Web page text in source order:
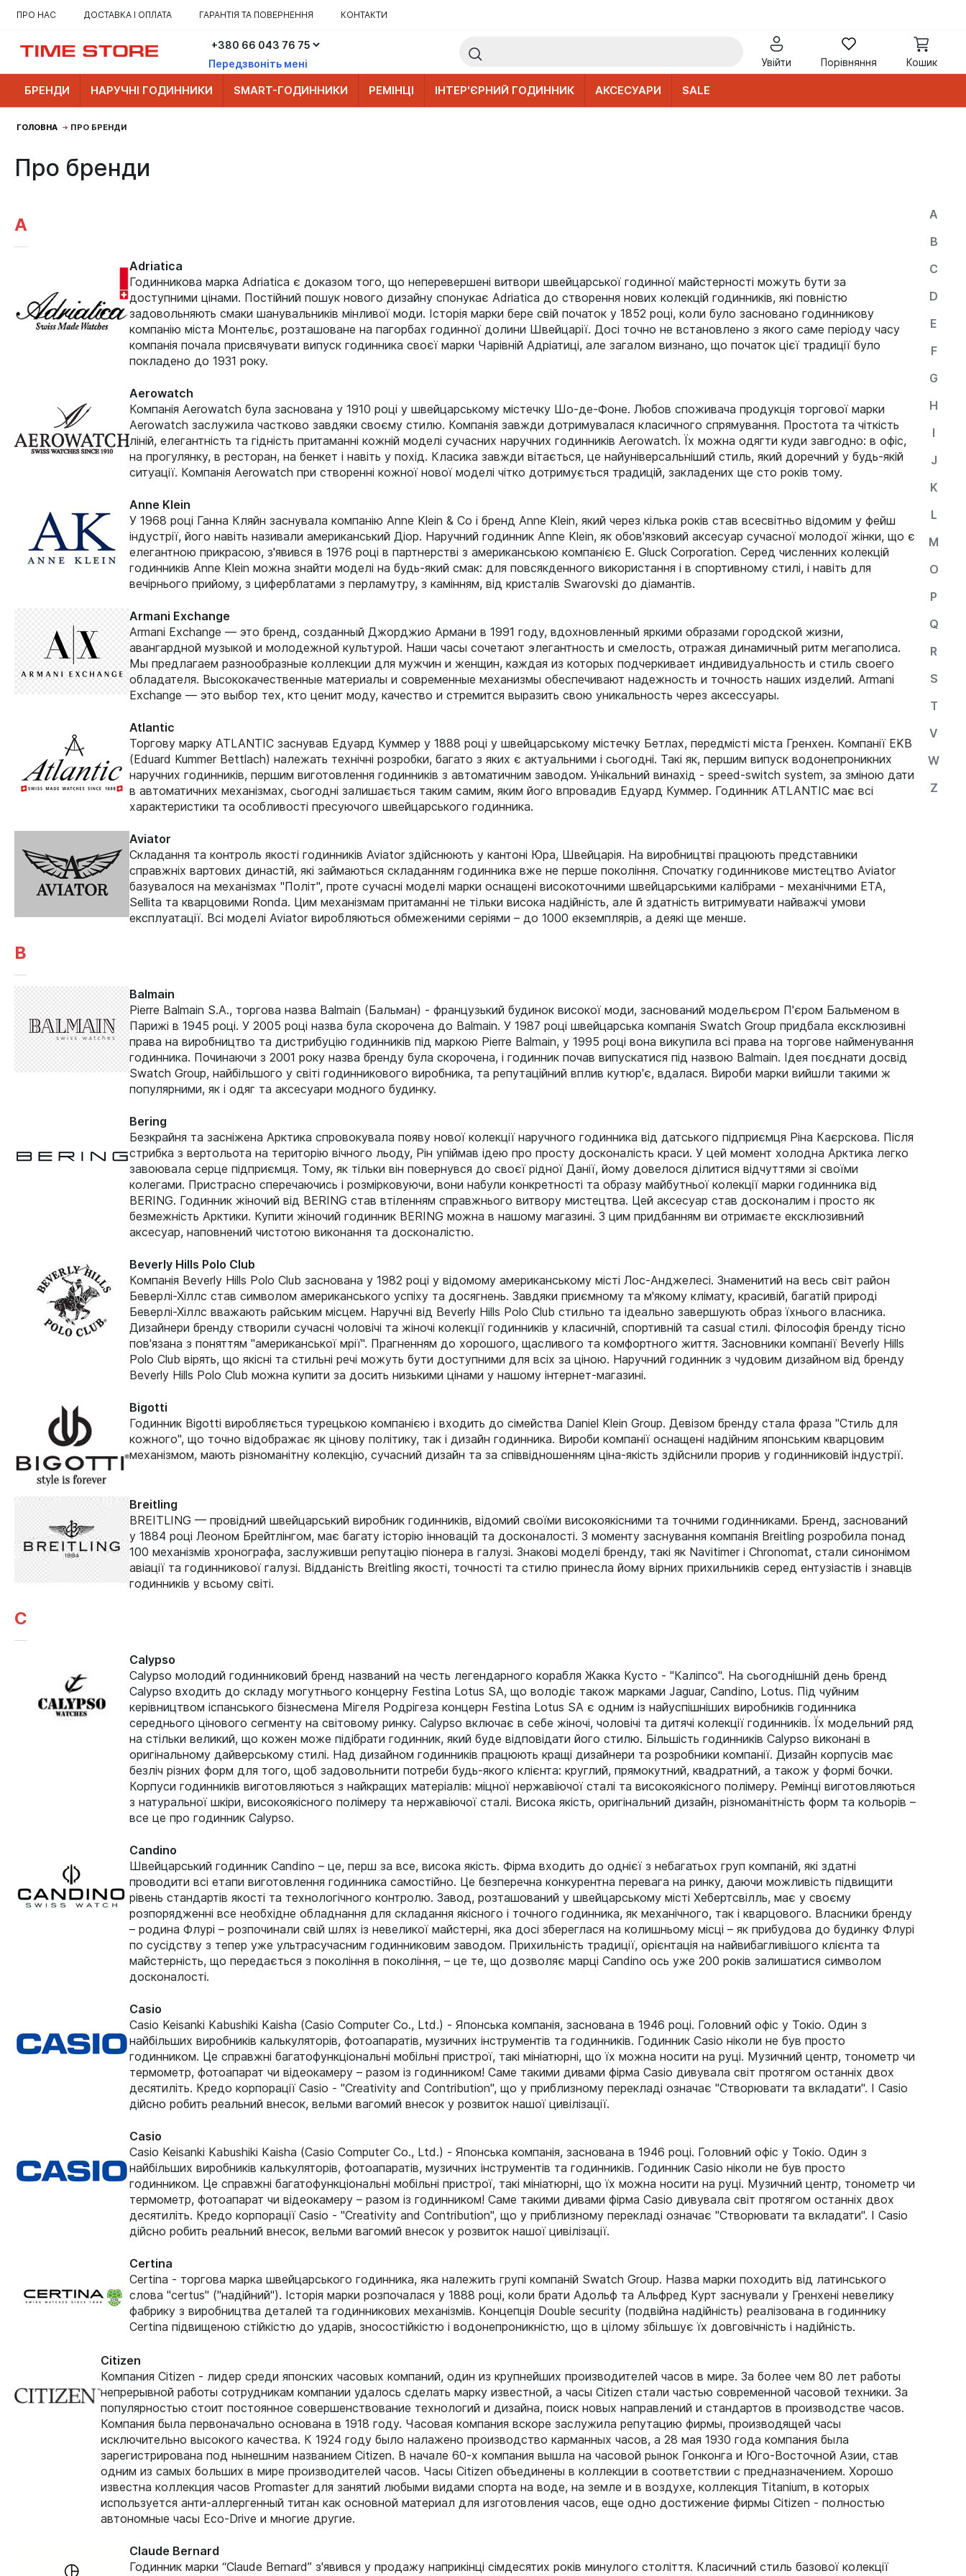
ПРО НАС ДОСТАВКА І ОПЛАТА ГАРАНТІЯ ТА ПОВЕРНЕННЯ КОНТАКТИ
Передзвоніть мені Увійти Порівняння Кошик
БРЕНДИ НАРУЧНІ ГОДИННИКИ SMART-ГОДИННИКИ РЕМІНЦІ ІНТЕР'ЄРНИЙ ГОДИННИК АКСЕСУАРИ SALE
ГОЛОВНА ПРО БРЕНДИ
Про бренди
A
Adriatica
Годинникова марка Adriatica є доказом того, що неперевершені витвори швейцарської годинної майстерності можуть бути за
доступними цінами. Постійний пошук нового дизайну спонукає Adriatica до створення нових колекцій годинників, які повністю
задовольняють смаки шанувальників мінливої моди. Історія марки бере свій початок у 1852 році, коли було засновано годинникову
компанію міста Монтельє, розташоване на пагорбах годинної долини Швейцарії. Досі точно не встановлено з якого саме періоду часу
компанія почала присвячувати випуск годинника своєї марки Чарівній Адріатиці, але загалом визнано, що початок цієї традиції було
покладено до 1931 року.
Aerowatch
Компанія Aerowatch була заснована у 1910 році у швейцарському містечку Шо-де-Фоне. Любов споживача продукція торгової марки
Aerowatch заслужила частково завдяки своєму стилю. Компанія завжди дотримувалася класичного спрямування. Простота та чіткість
ліній, елегантність та гідність притаманні кожній моделі сучасних наручних годинників Aerowatch. Їх можна одягти куди завгодно: в офіс,
на прогулянку, в ресторан, на бенкет і навіть у похід. Класика завжди вітається, це найуніверсальніший стиль, який доречний у будь-якій
ситуації. Компанія Aerowatch при створенні кожної нової моделі чітко дотримується традицій, закладених ще сто років тому.
Anne Klein
У 1968 році Ганна Кляйн заснувала компанію Anne Klein & Co і бренд Anne Klein, який через кілька років став всесвітньо відомим у фейш
індустрії, його навіть називали американський Діор. Наручний годинник Anne Klein, як обов'язковий аксесуар сучасної молодої жінки, що є
елегантною прикрасою, з'явився в 1976 році в партнерстві з американською компанією E. Gluck Corporation. Серед численних колекцій
годинників Anne Klein можна знайти моделі на будь-який смак: для повсякденного використання і в спортивному стилі, і навіть для
вечірнього прийому, з циферблатами з перламутру, з камінням, від кристалів Swarovski до діамантів.
Armani Exchange
Armani Exchange — это бренд, созданный Джорджио Армани в 1991 году, вдохновленный яркими образами городской жизни,
авангардной музыкой и молодежной культурой. Наши часы сочетают элегантность и смелость, отражая динамичный ритм мегаполиса.
Мы предлагаем разнообразные коллекции для мужчин и женщин, каждая из которых подчеркивает индивидуальность и стиль своего
обладателя. Высококачественные материалы и современные механизмы обеспечивают надежность и точность наших изделий. Armani
Exchange — это выбор тех, кто ценит моду, качество и стремится выразить свою уникальность через аксессуары.
Atlantic
Торгову марку ATLANTIC заснував Едуард Куммер у 1888 році у швейцарському містечку Бетлах, передмісті міста Гренхен. Компанії EKB
(Eduard Kummer Bettlach) належать технічні розробки, багато з яких є актуальними і сьогодні. Такі як, першим випуск водонепроникних
наручних годинників, першим виготовлення годинників з автоматичним заводом. Унікальний винахід - speed-switch system, за зміною дати
в автоматичних механізмах, сьогодні залишається таким самим, яким його впровадив Едуард Куммер. Годинник ATLANTIC має всі
характеристики та особливості пресуючого швейцарського годинника.
Aviator
Складання та контроль якості годинників Aviator здійснюють у кантоні Юра, Швейцарія. На виробництві працюють представники
справжніх вартових династій, які займаються складанням годинника вже не перше покоління. Спочатку годинникове мистецтво Aviator
базувалося на механізмах "Політ", проте сучасні моделі марки оснащені високоточними швейцарськими калібрами - механічними ETA,
Sellita та кварцовими Ronda. Цим механізмам притаманні не тільки висока надійність, але й здатність витримувати найважчі умови
експлуатації. Всі моделі Aviator виробляються обмеженими серіями – до 1000 екземплярів, а деякі ще менше.
B
Balmain
Pierre Balmain S.A., торгова назва Balmain (Бальман) - французький будинок високої моди, заснований модельєром П'єром Бальменом в
Парижі в 1945 році. У 2005 році назва була скорочена до Balmain. У 1987 році швейцарська компанія Swatch Group придбала ексклюзивні
права на виробництво та дистрибуцію годинників під маркою Pierre Balmain, у 1995 році вона викупила всі права на торгове найменування
годинника. Починаючи з 2001 року назва бренду була скорочена, і годинник почав випускатися під назвою Balmain. Ідея поєднати досвід
Swatch Group, найбільшого у світі годинникового виробника, та репутаційний вплив кутюр'є, вдалася. Вироби марки вийшли такими ж
популярними, як і одяг та аксесуари модного будинку.
Bering
Безкрайня та засніжена Арктика спровокувала появу нової колекції наручного годинника від датського підприємця Ріна Каєрскова. Після
стрибка з вертольота на територію вічного льоду, Рін упіймав ідею про просту досконалість краси. У цей момент холодна Арктика легко
завоювала серце підприємця. Тому, як тільки він повернувся до своєї рідної Данії, йому довелося ділитися відчуттями зі своїми
колегами. Пристрасно сперечаючись і розмірковуючи, вони набули конкретності та образу майбутньої колекції марки годинника від
BERING. Годинник жіночий від BERING став втіленням справжнього витвору мистецтва. Цей аксесуар став досконалим і просто як
безмежність Арктики. Купити жіночий годинник BERING можна в нашому магазині. З цим придбанням ви отримаєте ексклюзивний
аксесуар, наповнений чистотою виконання та досконалістю.
Beverly Hills Polo Club
Компанія Beverly Hills Polo Club заснована у 1982 році у відомому американському місті Лос-Анджелесі. Знаменитий на весь світ район
Беверлі-Хіллс став символом американського успіху та досягнень. Завдяки приємному та м'якому клімату, красивій, багатій природі
Беверлі-Хіллс вважають райським місцем. Наручні від Beverly Hills Polo Club стильно та ідеально завершують образ їхнього власника.
Дизайнери бренду створили сучасні чоловічі та жіночі колекції годинників у класичній, спортивній та casual стилі. Філософія бренду тісно
пов'язана з поняттям "американської мрії". Прагненням до хорошого, щасливого та комфортного життя. Засновники компанії Beverly Hills
Polo Club вірять, що якісні та стильні речі можуть бути доступними для всіх за ціною. Наручний годинник з чудовим дизайном від бренду
Beverly Hills Polo Club можна купити за досить низькими цінами у нашому інтернет-магазині.
Bigotti
Годинник Bigotti виробляється турецькою компанією і входить до сімейства Daniel Klein Group. Девізом бренду стала фраза "Стиль для
кожного", що точно відображає як цінову політику, так і дизайн годинника. Вироби компанії оснащені надійним японським кварцовим
механізмом, мають різноманітну колекцію, сучасний дизайн та за співвідношенням ціна-якість здійснили прорив у годинниковій індустрії.
Breitling
BREITLING — провідний швейцарський виробник годинників, відомий своїми високоякісними та точними годинниками. Бренд, заснований
у 1884 році Леоном Брейтлінгом, має багату історію інновацій та досконалості. З моменту заснування компанія Breitling розробила понад
100 механізмів хронографа, заслуживши репутацію піонера в галузі. Знакові моделі бренду, такі як Navitimer і Chronomat, стали синонімом
авіації та годинникової галузі. Відданість Breitling якості, точності та стилю принесла йому вірних прихильників серед ентузіастів і знавців
годинників у всьому світі.
C
Calypso
Calypso молодий годинниковий бренд названий на честь легендарного корабля Жакка Кусто - "Каліпсо". На сьогоднішній день бренд
Calypso входить до складу могутнього концерну Festina Lotus SA, що володіє також марками Jaguar, Candino, Lotus. Під чуйним
керівництвом іспанського бізнесмена Мігеля Родрігеза концерн Festina Lotus SA є одним із найуспішніших виробників годинника
середнього цінового сегменту на світовому ринку. Calypso включає в себе жіночі, чоловічі та дитячі колекції годинників. Їх модельний ряд
на стільки великий, що кожен може підібрати годинник, який буде відповідати його стилю. Більшість годинників Calypso виконані в
оригінальному дайверському стилі. Над дизайном годинників працюють кращі дизайнери та розробники компанії. Дизайн корпусів має
безліч різних форм для того, щоб задовольнити потреби будь-якого клієнта: круглий, прямокутний, квадратний, а також у формі бочки.
Корпуси годинників виготовляються з найкращих матеріалів: міцної нержавіючої сталі та високоякісного полімеру. Ремінці виготовляються
з натуральної шкіри, високоякісного полімеру та нержавіючої сталі. Висока якість, оригінальний дизайн, різноманітність форм та кольорів –
все це про годинник Calypso.
Candino
Швейцарський годинник Candino – це, перш за все, висока якість. Фірма входить до однієї з небагатьох груп компаній, які здатні
проводити всі етапи виготовлення годинника самостійно. Це безперечна конкурентна перевага на ринку, даючи можливість підвищити
рівень стандартів якості та технологічного контролю. Завод, розташований у швейцарському місті Хебертсвілль, має у своєму
розпорядженні все необхідне обладнання для складання якісного і точного годинника, як механічного, так і кварцового. Власники бренду
– родина Флурі – розпочинали свій шлях із невеликої майстерні, яка досі збереглася на колишньому місці – як прибудова до будинку Флурі
по сусідству з тепер уже ультрасучасним годинниковим заводом. Прихильність традиції, орієнтація на найвибагливішого клієнта та
майстерність, що передається з покоління в покоління, – це те, що дозволяє марці Candino ось уже 200 років залишатися символом
досконалості.
Casio
Casio Keisanki Kabushiki Kaisha (Casio Computer Co., Ltd.) - Японська компанія, заснована в 1946 році. Головний офіс у Токіо. Один з
найбільших виробників калькуляторів, фотоапаратів, музичних інструментів та годинників. Годинник Casio ніколи не був просто
годинником. Це справжні багатофункціональні мобільні пристрої, такі мініатюрні, що їх можна носити на руці. Музичний центр, тонометр чи
термометр, фотоапарат чи відеокамеру – разом із годинником! Саме такими дивами фірма Casio дивувала світ протягом останніх двох
десятиліть. Кредо корпорації Casio - "Сreativity and Contribution", що у приблизному перекладі означає "Створювати та вкладати". І Casio
дійсно робить реальний внесок, вельми вагомий внесок у розвиток нашої цивілізації.
Casio
Casio Keisanki Kabushiki Kaisha (Casio Computer Co., Ltd.) - Японська компанія, заснована в 1946 році. Головний офіс у Токіо. Один з
найбільших виробників калькуляторів, фотоапаратів, музичних інструментів та годинників. Годинник Casio ніколи не був просто
годинником. Це справжні багатофункціональні мобільні пристрої, такі мініатюрні, що їх можна носити на руці. Музичний центр, тонометр чи
термометр, фотоапарат чи відеокамеру – разом із годинником! Саме такими дивами фірма Casio дивувала світ протягом останніх двох
десятиліть. Кредо корпорації Casio - "Сreativity and Contribution", що у приблизному перекладі означає "Створювати та вкладати". І Casio
дійсно робить реальний внесок, вельми вагомий внесок у розвиток нашої цивілізації.
Certina
Certina - торгова марка швейцарського годинника, яка належить групі компаній Swatch Group. Назва марки походить від латинського
слова "certus" ("надійний"). Історія марки розпочалася у 1888 році, коли брати Адольф та Альфред Курт заснували у Гренхені невелику
фабрику з виробництва деталей та годинникових механізмів. Концепція Double security (подвійна надійність) реалізована в годиннику
Certina підвищеною стійкістю до ударів, зносостійкістю і водонепроникністю, що в цілому збільшує їх довговічність і надійність.
Citizen
Компания Citizen - лидер среди японских часовых компаний, один из крупнейших производителей часов в мире. За более чем 80 лет работы
непрерывной работы сотрудникам компании удалось сделать марку известной, а часы Citizen стали частью современной часовой техники. За
популярностью стоит постоянное совершенствование технологий и дизайна, поиск новых направлений и стандартов в производстве часов.
Компания была первоначально основана в 1918 году. Часовая компания вскоре заслужила репутацию фирмы, производящей часы
исключительно высокого качества. К 1924 году было налажено производство карманных часов, а 28 мая 1930 года компания была
зарегистрирована под нынешним названием Citizen. В начале 60-х компания вышла на часовой рынок Гонконга и Юго-Восточной Азии, став
одним из самых больших в мире производителей часов. Часы Citizen объединены в коллекции в соответствии с предназначением. Хорошо
известна коллекция часов Promaster для занятий любыми видами спорта на воде, на земле и в воздухе, коллекция Titanium, в которых
используется анти-аллергенный титан как основной материал для изготовления часов, еще одно достижение фирмы Citizen - полностью
автономные часы Eco-Drive и многие другие.
Claude Bernard
Годинник марки “Claude Bernard” з'явився у продажу наприкінці сімдесятих років минулого століття. Класичний стиль базової колекції
A
B
C
D
E
F
G
H
I
J
K
L
M
O
P
Q
R
S
T
V
W
Z